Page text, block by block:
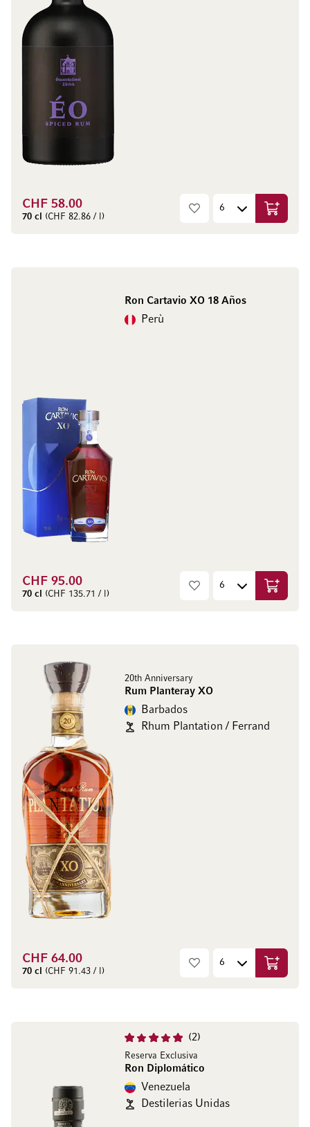
CHF 58.00
70 cl (CHF 82.86 / l)
Ron Cartavio XO 18 Años
Perù
CHF 95.00
70 cl (CHF 135.71 / l)
20th Anniversary
Rum Planteray XO
Barbados
Rhum Plantation / Ferrand
CHF 64.00
70 cl (CHF 91.43 / l)
2
Reserva Exclusiva
Ron Diplomático
Venezuela
Destilerias Unidas